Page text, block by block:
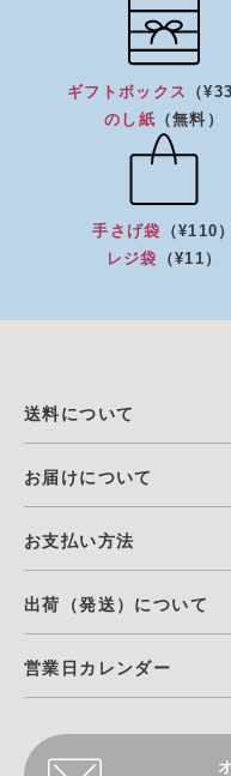
ギフトボックス
（
のし紙 （無料）
手さげ袋
（¥110）
レジ袋
（¥11）
送料について
お届けについて
お支払い方法
出荷（発送）について
営業日カレンダー